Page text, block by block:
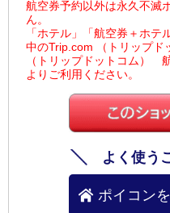
航空券予約以外は永久不滅
ん。
「ホテル」「航空券＋ホ
中のTrip.com （トリップ
（トリップドットコム）
よりご利用ください。
よく使う
ポイコン